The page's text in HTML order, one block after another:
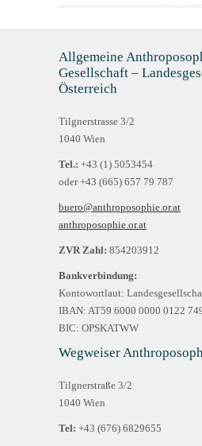
Allgemeine
Gesellschaft –
Österreich
Tilgnerstrasse 3/2
1040 Wien
Tel.: +43 (1) 5053454
oder +43 (665) 657 79 787
buero@anthroposophie.or.at
anthroposophie.or.at
ZVR Zahl: 854203912
Bankverbindung:
Kontowortlaut:
IBAN: AT59 6000 0000 0122
BIC: OPSKATWW
Wegweiser
Tilgnerstraße 3/2
1040 Wien
Tel: +43 (676) 6829655